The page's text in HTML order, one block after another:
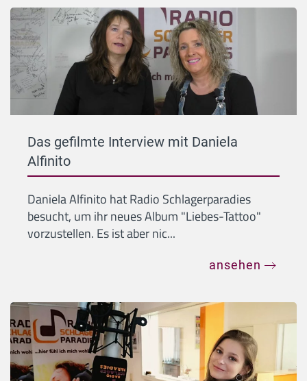
Das gefilmte Interview mit Daniela
Alfinito
Daniela Alfinito hat Radio Schlagerparadies
besucht, um ihr neues Album "Liebes-Tattoo"
vorzustellen. Es ist aber nic...
ansehen